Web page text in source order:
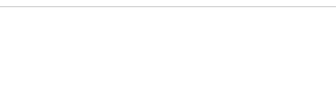
業者承擔一定的社會關係與利益，不該因為其營利的角色而受到道德
出現一系列關於「跨國婚姻仲介」的辯論。這次辯論始於王宏仁在三
其是「國家要高度介入人民私密生活，並且試圖以中產階級浪漫想像
人主義社會的虛幻想像，同時，婚姻媒合業者並非如婦女團體所想像